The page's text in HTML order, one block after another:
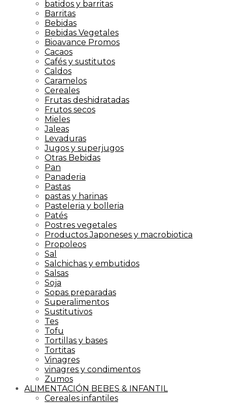
batidos y barritas
Barritas
Bebidas
Bebidas Vegetales
Bioavance Promos
Cacaos
Cafés y sustitutos
Caldos
Caramelos
Cereales
Frutas deshidratadas
Frutos secos
Mieles
Jaleas
Levaduras
Jugos y superjugos
Otras Bebidas
Pan
Panaderia
Pastas
pastas y harinas
Pasteleria y bolleria
Patés
Postres vegetales
Productos Japoneses y macrobiotica
Propoleos
Sal
Salchichas y embutidos
Salsas
Soja
Sopas preparadas
Superalimentos
Sustitutivos
Tes
Tofu
Tortillas y bases
Tortitas
Vinagres
vinagres y condimentos
Zumos
ALIMENTACIÓN BEBES & INFANTIL
Cereales infantiles